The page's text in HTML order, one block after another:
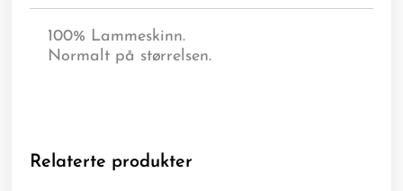
100% Lammeskinn.
Normalt på størrelsen.
Relaterte produkter